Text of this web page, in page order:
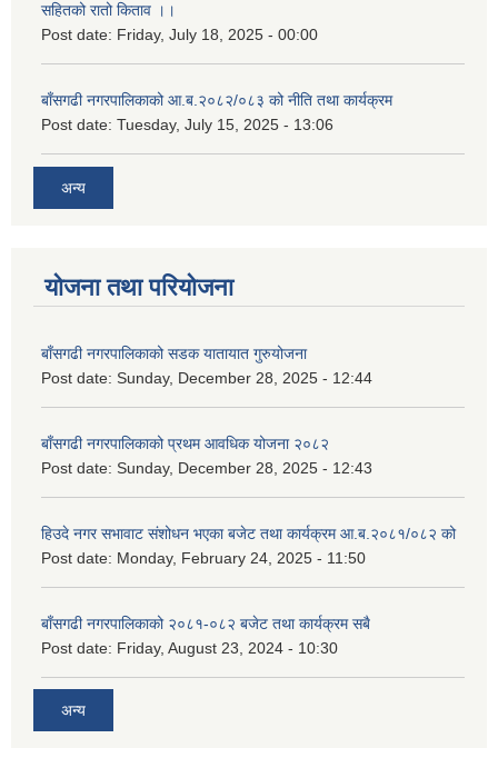
सहितको रातो किताव ।।
Post date: Friday, July 18, 2025 - 00:00
बाँसगढी नगरपालिकाको आ.ब.२०८२/०८३ को नीति तथा कार्यक्रम
Post date: Tuesday, July 15, 2025 - 13:06
अन्य
योजना तथा परियोजना
बाँसगढी नगरपालिकाको सडक यातायात गुरुयोजना
Post date: Sunday, December 28, 2025 - 12:44
बाँसगढी नगरपालिकाको प्रथम आवधिक योजना २०८२
Post date: Sunday, December 28, 2025 - 12:43
हिउदे नगर सभावाट संशोधन भएका बजेट तथा कार्यक्रम आ.ब.२०८१/०८२ को
Post date: Monday, February 24, 2025 - 11:50
बाँसगढी नगरपालिकाको २०८१-०८२ बजेट तथा कार्यक्रम सबै
Post date: Friday, August 23, 2024 - 10:30
अन्य